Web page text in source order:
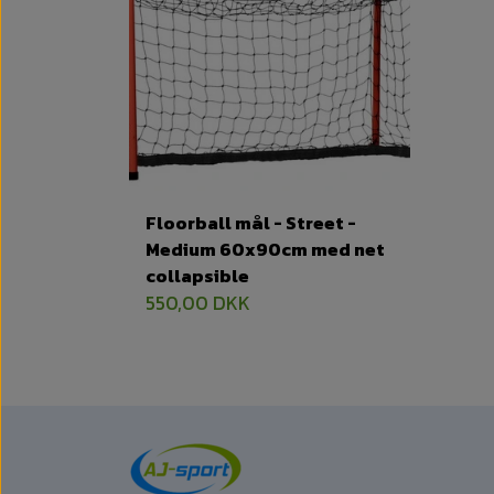
Floorball mål - Street -
Medium 60x90cm med net
collapsible
550,00 DKK